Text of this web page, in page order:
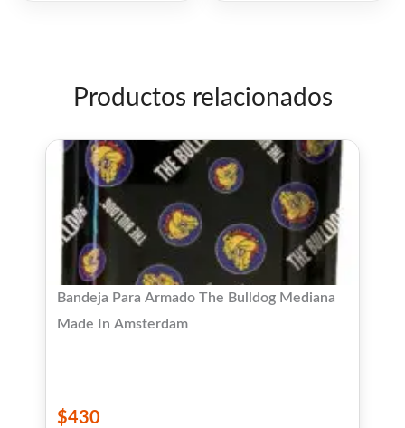
Productos relacionados
Bandeja Para Armado The Bulldog Mediana
Made In Amsterdam
$430